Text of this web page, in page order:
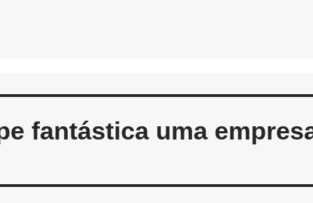
fantástica uma